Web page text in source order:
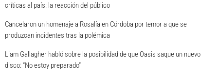
críticas al país: la reacción del público
Cancelaron un homenaje a Rosalía en Córdoba por temor a que se
produzcan incidentes tras la polémica
Liam Gallagher habló sobre la posibilidad de que Oasis saque un nuevo
disco: “No estoy preparado”